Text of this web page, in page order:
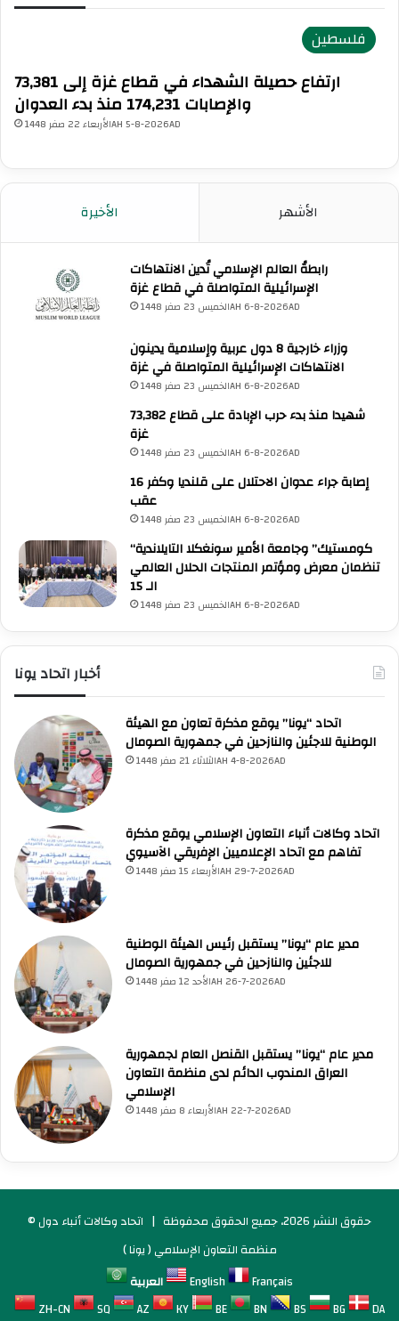
فلسطين
ارتفاع حصيلة الشهداء في قطاع غزة إلى 73,381
والإصابات 174,231 منذ بدء العدوان
الأربعاء 22 صفر 1448AH 5-8-2026AD
الأخيرة الأشهر
رابطةُ العالم الإسلامي تُدين الانتهاكات
الإسرائيلية المتواصلة في قطاع غزة
الخميس 23 صفر 1448AH 6-8-2026AD
وزراء خارجية 8 دول عربية وإسلامية يدينون
الانتهاكات الإسرائيلية المتواصلة في غزة
الخميس 23 صفر 1448AH 6-8-2026AD
73,382 شهيدا منذ بدء حرب الإبادة على قطاع
غزة
الخميس 23 صفر 1448AH 6-8-2026AD
16 إصابة جراء عدوان الاحتلال على قلنديا وكفر
عقب
الخميس 23 صفر 1448AH 6-8-2026AD
“كومستيك” وجامعة الأمير سونغكلا التايلاندية
تنظمان معرض ومؤتمر المنتجات الحلال العالمي
الـ 15
الخميس 23 صفر 1448AH 6-8-2026AD
أخبار اتحاد يونا
اتحاد “يونا” يوقع مذكرة تعاون مع الهيئة
الوطنية للاجئين والنازحين في جمهورية الصومال
الثلاثاء 21 صفر 1448AH 4-8-2026AD
اتحاد وكالات أنباء التعاون الإسلامي يوقع مذكرة
تفاهم مع اتحاد الإعلاميين الإفريقي الآسيوي
الأربعاء 15 صفر 1448AH 29-7-2026AD
مدير عام “يونا” يستقبل رئيس الهيئة الوطنية
للاجئين والنازحين في جمهورية الصومال
الأحد 12 صفر 1448AH 26-7-2026AD
مدير عام “يونا” يستقبل القنصل العام لجمهورية
العراق المندوب الدائم لدى منظمة التعاون
الإسلامي
الأربعاء 8 صفر 1448AH 22-7-2026AD
© حقوق النشر 2026، جميع الحقوق محفوظة |
اتحاد وكالات أنباء دول
منظمة التعاون الإسلامي ( يونا )
العربية
English
Français
ZH-CN
SQ AZ KY BE BN BS BG DA